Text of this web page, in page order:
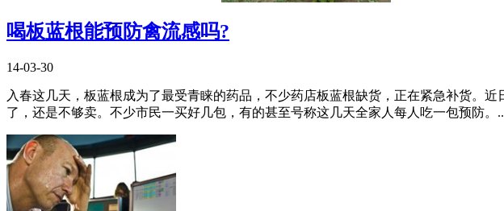
喝板蓝根能预防禽流感吗?
14-03-30
入春这几天，板蓝根成为了最受青睐的药品，不少药店板蓝根缺货，正在紧急补货。
了，还是不够卖。不少市民一买好几包，有的甚至号称这几天全家人每人吃一包预防。